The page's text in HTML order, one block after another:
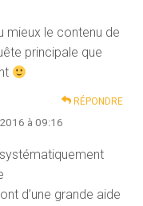
mieux le contenu de
principale que
RÉPONDRE
à 09:16
d’une grande aide